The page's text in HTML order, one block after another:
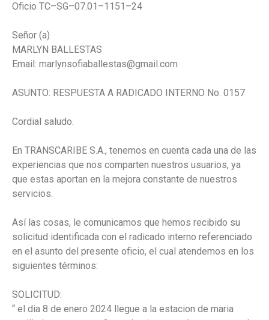
Oficio TC–SG–07.01 –1151 –24
Señor (a)
MARLYN BALLESTAS
Email: marlynsofiaballestas@gmail.com
ASUNTO: RESPUESTA A RADICADO INTERNO No. 0157
Cordial saludo.
En TRANSCARIBE S.A., tenemos en cuenta cada una de las
experiencias que nos comparten nuestros usuarios, ya
que estas aportan en la mejora constante de nuestros
servicios.
Así las cosas, le comunicamos que hemos recibido su
solicitud identificada con el radicado interno referenciado
en el asunto del presente oficio, el cual atendemos en los
siguientes términos:
SOLICITUD:
“ el dia 8 de enero 2024 llegue a la estacion de maria